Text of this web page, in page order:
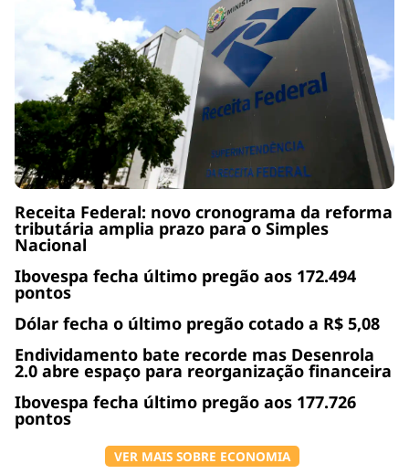
Receita Federal: novo cronograma da reforma
tributária amplia prazo para o Simples
Nacional
Ibovespa fecha último pregão aos 172.494
pontos
Dólar fecha o último pregão cotado a R$ 5,08
Endividamento bate recorde mas Desenrola
2.0 abre espaço para reorganização financeira
Ibovespa fecha último pregão aos 177.726
pontos
VER MAIS SOBRE ECONOMIA